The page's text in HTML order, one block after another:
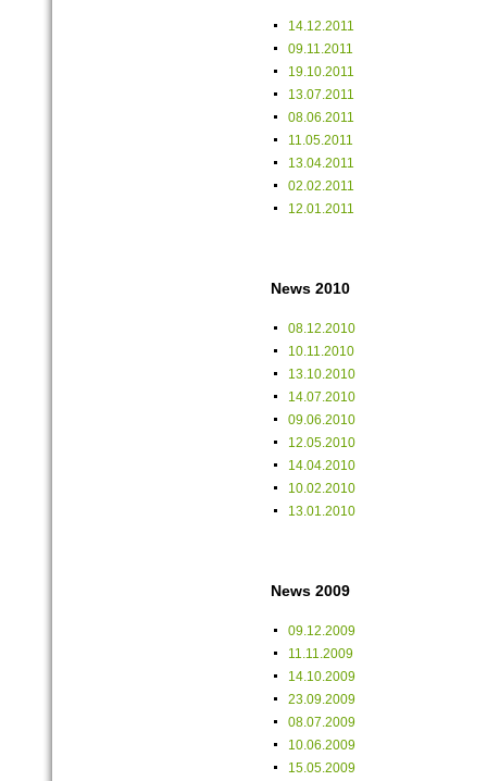
14.12.2011
09.11.2011
19.10.2011
13.07.2011
08.06.2011
11.05.2011
13.04.2011
02.02.2011
12.01.2011
News 2010
08.12.2010
10.11.2010
13.10.2010
14.07.2010
09.06.2010
12.05.2010
14.04.2010
10.02.2010
13.01.2010
News 2009
09.12.2009
11.11.2009
14.10.2009
23.09.2009
08.07.2009
10.06.2009
15.05.2009